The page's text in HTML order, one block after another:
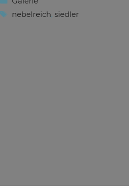
Schlagwörter
nebelreich, siedler